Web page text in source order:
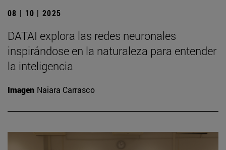
08 | 10 | 2025
DATAI explora las redes neuronales
inspirándose en la naturaleza para entender
la inteligencia
Imagen Naiara Carrasco